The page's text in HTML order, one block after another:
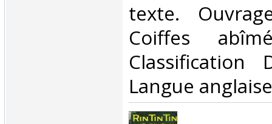
texte.
Coiffes
Classification
Langue